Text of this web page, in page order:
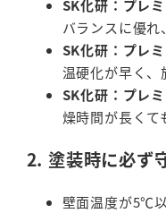
SK化研：プレ
バランスに優れ
SK化研：プレ
温硬化が早く、
SK化研：プレ
燥時間が長くて
2. 塗装時に必ず
壁面温度が5℃